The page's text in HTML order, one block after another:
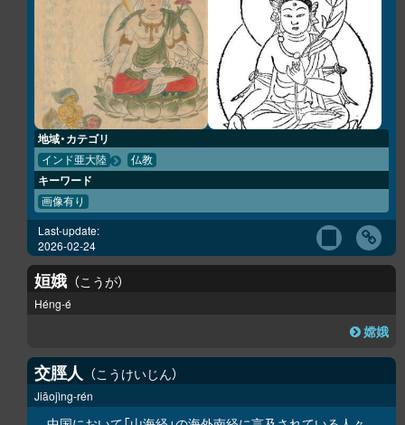
地域・カテゴリ
インド亜大陸 仏教
キーワード
画像有り
Last-update:
2026-02-24
姮娥 こうが
Héng-é
嫦娥
交脛人 こうけいじん
Jiāojìng-rén